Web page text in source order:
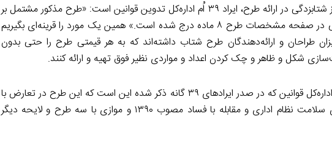
یک نمونه آشکار از شتابزدگی در ارائه طرح، ایراد ۳۹ اُم اداره‌کل تدوین قوانین است: «طرح مذکور مشتمل بر
۳۷ ماده است ولی در صفحه مشخصات طرح ۸ ماده درج شده است.» همین یک مورد را قرینه‌ای بگیریم
طراحان و ارائه‌دهندگان طرح شتاب داشته‌اند که به هر قیمتی طرح را حتی بدون
شکل و ظاهر و چک کردن اعداد و مواردی نظیر فوق تهیه و ارائه کنند.
اما مهمترین ایراد اداره‌کل قوانین که در صدر ایرادهای ۳۹ گانه ذکر شده این است که این طرح در تعارض با
قانون فعلی ارتقای سلامت نظام اداری و مقابله با فساد مصوب ۱۳۹۰ و موازی با سه طرح و لایحه دیگر